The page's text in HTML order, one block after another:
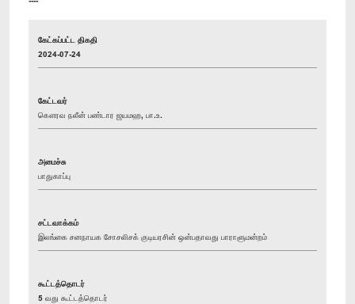
கேட்கப்பட்ட திகதி
2024-07-24
கேட்டவர்
கௌரவ நலீன் பண்டார ஜயமஹ, பா.உ.
அமைச்சு
பாதுகாப்பு
சட்டவாக்கம்
இலங்கை சனநாயக சோசலிசக் குடியரசின் ஒன்பதாவது பாராளுமன்றம்
கூட்டத்தொடர்
5 வது கூட்டத்தொடர்